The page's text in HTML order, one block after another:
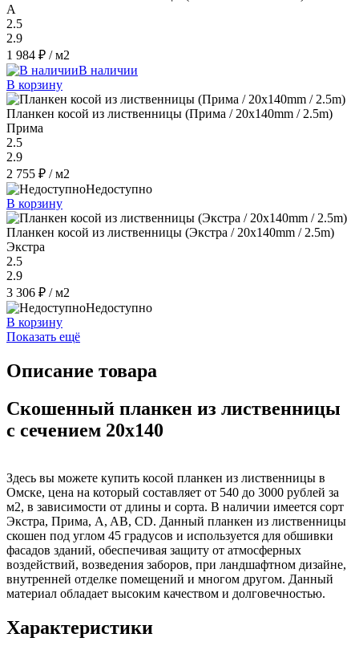
A
2.5
2.9
1 984 ₽ / м2
В наличии
В корзину
Планкен косой из лиственницы (Прима / 20x140mm / 2.5m)
Прима
2.5
2.9
2 755 ₽ / м2
Недоступно
В корзину
Планкен косой из лиственницы (Экстра / 20x140mm / 2.5m)
Экстра
2.5
2.9
3 306 ₽ / м2
Недоступно
В корзину
Показать ещё
Описание товара
Скошенный планкен из лиственницы
с сечением 20x140
Здесь вы можете купить косой планкен из лиственницы в
Омске, цена на который составляет от 540 до 3000 рублей за
м2, в зависимости от длины и сорта. В наличии имеется сорт
Экстра, Прима, A, AB, CD. Данный планкен из лиственницы
скошен под углом 45 градусов и используется для обшивки
фасадов зданий, обеспечивая защиту от атмосферных
воздействий, возведения заборов, при ландшафтном дизайне,
внутренней отделке помещений и многом другом. Данный
материал обладает высоким качеством и долговечностью.
Характеристики